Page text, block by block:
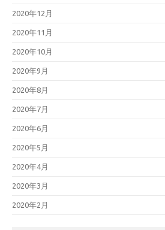
2020年12月
2020年11月
2020年10月
2020年9月
2020年8月
2020年7月
2020年6月
2020年5月
2020年4月
2020年3月
2020年2月